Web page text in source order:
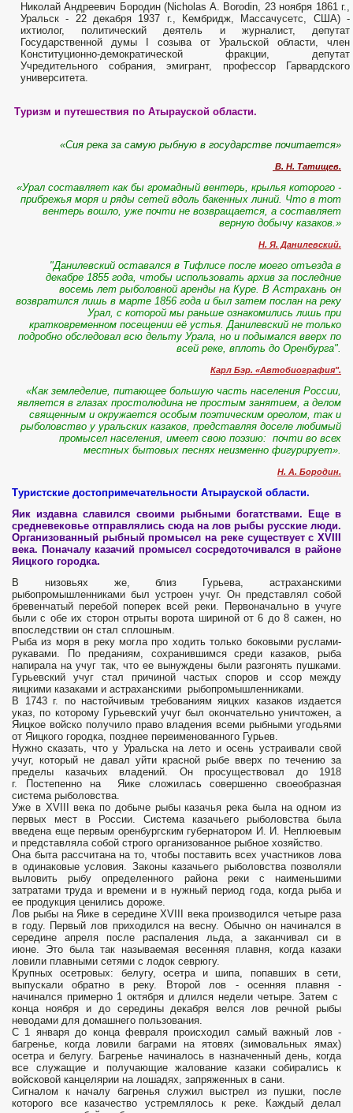
Николай Андреевич Бородин (Nicholas A. Borodin, 23 ноября 1861 г.,
Уральск - 22 декабря 1937 г., Кембридж, Массачусетс, США) -
ихтиолог, политический деятель и журналист, депутат
Государственной думы I созыва от Уральской области, член
Конституционно-демократической фракции, депутат
Учредительного собрания, эмигрант, профессор Гарвардского
университета.
Туризм и путешествия по Атырауской области.
«Сия река за самую рыбную в государстве почитается»
В. Н. Татищев.
«Урал составляет как бы громадный вентерь, крылья которого -
прибрежья моря и ряды сетей вдоль бакенных линий. Что в тот
вентерь вошло, уже почти не возвращается, а составляет
верную добычу казаков.»
Н. Я. Данилевский.
"Данилевский оставался в Тифлисе после моего отъезда в
декабре 1855 года, чтобы использовать архив за последние
восемь лет рыболовной аренды на Куре. В Астрахань он
возвратился лишь в марте 1856 года и был затем послан на реку
Урал, с которой мы раньше ознакомились лишь при
кратковременном посещении её устья. Данилевский не только
подробно обследовал всю дельту Урала, но и подымался вверх по
всей реке, вплоть до Оренбурга".
Карл Бэр. «Автобиография".
«Как земледелие, питающее большую часть населения России,
является в глазах простолюдина не простым занятием, а делом
священным и окружается особым поэтическим ореолом, так и
рыболовство у уральских казаков, представляя доселе любимый
промысел населения, имеет свою поэзию: почти во всех
местных бытовых песнях неизменно фигурирует».
Н. А. Бородин.
Туристские достопримечательности Атырауской области.
Яик издавна славился своими рыбными богатствами. Еще в
средневековье отправлялись сюда на лов рыбы русские люди.
Организованный рыбный промысел на реке существует с XVIII
века. Поначалу казачий промысел сосредоточивался в районе
Яицкого городка.
В низовьях же, близ Гурьева, астраханскими
рыбопромышленниками был устроен учуг. Он представлял собой
бревенчатый перебой поперек всей реки. Первоначально в учуге
были с обе­ их сторон отрыты ворота шириной от 6 до 8 сажен, но
впоследствии он стал сплошным.
Рыба из моря в реку могла про­ ходить только боковыми руслами-
рукавами. По преданиям, сохранившимся среди казаков, рыба
напирала на учуг так, что ее вынуждены были разгонять пушками.
Гурьевский учуг стал причиной частых споров и ссор между
яицкими казаками и астраханскими рыбопромышленниками.
В 1743 г. по настойчивым требованиям яицких казаков издается
указ, по которому Гурьевский учуг был окончательно уничтожен, а
Яицкое войско получило право владения всеми рыбными угодьями
от Яицкого городка, позднее переименованного Гурьев.
Нужно сказать, что у Уральска на лето и осень устраивали свой
учуг, который не давал уйти красной рыбе вверх по течению за
пределы казачьих владений. Он просуществовал до 1918
г. Постепенно на Яике сложилась совершенно своеобразная
система рыболовства.
Уже в XVIII века по добыче рыбы казачья река была на одном из
первых мест в России. Система казачьего рыболовства была
введена еще первым оренбургским губернатором И. И. Неплюевым
и представляла собой строго организованное рыбное хозяйство.
Она быта рассчитана на то, чтобы поставить всех участников лова
в одинаковые условия. Законы казачьего рыболовства позволяли
выловить рыбу определенного района реки с наименьшими
затратами труда и времени и в нужный период года, когда рыба и
ее продукция ценились дороже.
Лов рыбы на Яике в середине XVIII века производился четыре раза
в году. Первый лов приходился на весну. Обычно он начинался в
середине апреля после распаления льда, а заканчивал­ си в
июне. Это была так называемая весенняя плавня, когда казаки
ловили плавными сетями с лодок севрюгу.
Крупных осетровых: белугу, осетра и шипа, попавших в сети,
выпускали обратно в реку. Второй лов - осенняя плавня -
начинался примерно 1 октября и длился недели четыре. Затем с
конца ноября и до середины декабря велся лов речной рыбы
неводами для домашнего пользования.
С 1 января до конца февраля происходил самый важный лов -
багренье, когда ловили баграми на ятовях (зимовальных ямах)
осетра и белугу. Багренье начиналось в назначенный день, когда
все служащие и получающие жалование казаки собирались к
войсковой канцелярии на лошадях, запряженных в сани.
Сигналом к началу багренья служил выстрел из пушки, после
которого все казачество устремлялось к реке. Каждый делал